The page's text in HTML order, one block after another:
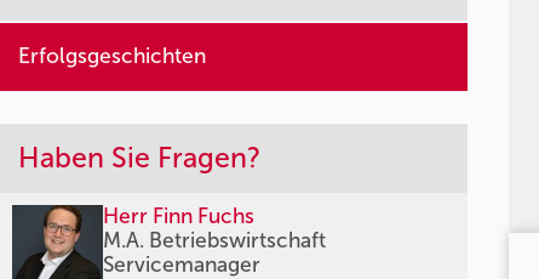
Erfolgsgeschichten
Haben Sie Fragen?
Herr Finn Fuchs
M.A. Betriebswirtschaft
Servicemanager